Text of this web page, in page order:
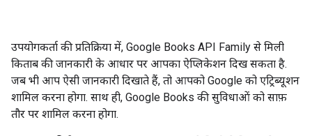
उपयोगकर्ता की प्रतिक्रिया में, Google Books API Family से मिली
किताब की जानकारी के आधार पर आपका ऐप्लिकेशन दिख सकता है.
जब भी आप ऐसी जानकारी दिखाते हैं, तो आपको Google को एट्रिब्यूशन
शामिल करना होगा. साथ ही, Google Books की सुविधाओं को साफ़
तौर पर शामिल करना होगा.